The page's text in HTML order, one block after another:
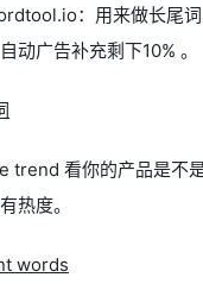
：用来做长尾
动广告补充剩下10% 。
trend 看你的产品是不是
热度。
words